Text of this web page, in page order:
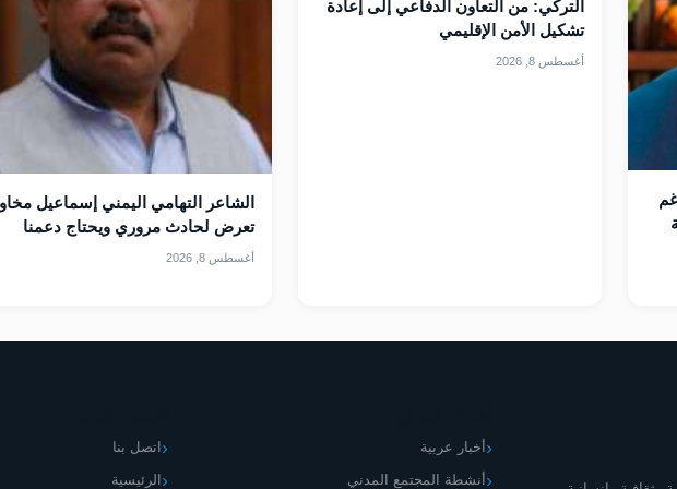
التركي: من التعاون الدفاعي إلى إعادة
تشكيل الأمن الإقليمي
أغسطس 8, 2026
الشاعر التهامي اليمني إسماعيل
تعرض لحادث مروري ويحتاج دعمنا
أغسطس 8, 2026
أخبار عربية
أنشطة المجتمع المدني
اتصل بنا
الرئيسية